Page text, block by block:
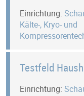
Einrichtung:
Kälte-, Kryo- und
Testfeld
Einrichtung: